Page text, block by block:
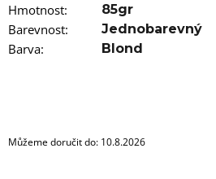
Hmotnost: 85gr
Barevnost: Jednobarevný
Barva: Blond
Můžeme doručit do: 10.8.2026